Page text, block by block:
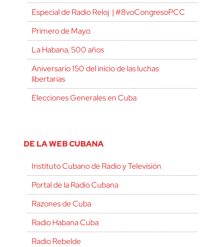
Especial de Radio Reloj | #8voCongresoPCC
Primero de Mayo
La Habana, 500 años
Aniversario 150 del inicio de las luchas
libertarias
Elecciones Generales en Cuba
DE LA WEB CUBANA
Instituto Cubano de Radio y Televisión
Portal de la Radio Cubana
Razones de Cuba
Radio Habana Cuba
Radio Rebelde